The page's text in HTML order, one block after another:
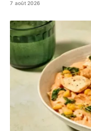
7 août 2026